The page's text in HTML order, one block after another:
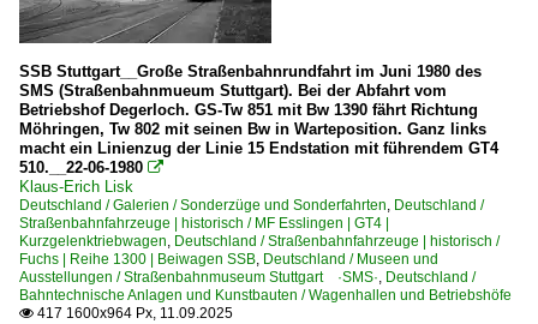
SSB Stuttgart__Große Straßenbahnrundfahrt im Juni 1980 des
SMS (Straßenbahnmueum Stuttgart). Bei der Abfahrt vom
Betriebshof Degerloch. GS-Tw 851 mit Bw 1390 fährt Richtung
Möhringen, Tw 802 mit seinen Bw in Warteposition. Ganz links
macht ein Linienzug der Linie 15 Endstation mit führendem GT4
510.__22-06-1980 
Klaus-Erich Lisk
Deutschland / Galerien / Sonderzüge und Sonderfahrten, Deutschland /
Straßenbahnfahrzeuge | historisch / MF Esslingen | GT4 |
Kurzgelenktriebwagen, Deutschland / Straßenbahnfahrzeuge | historisch /
Fuchs | Reihe 1300 | Beiwagen SSB, Deutschland / Museen und
Ausstellungen / Straßenbahnmuseum Stuttgart ·SMS·, Deutschland /
Bahntechnische Anlagen und Kunstbauten / Wagenhallen und Betriebshöfe
 417 1600x964 Px, 11.09.2025